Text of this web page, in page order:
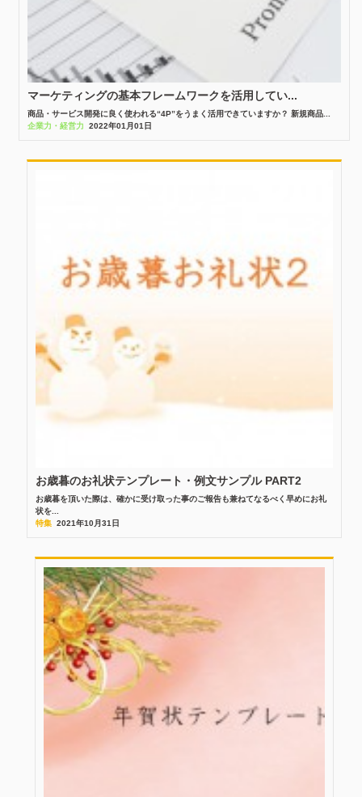
マーケティングの基本フレームワークを活用してい...
商品・サービス開発に良く使われる“4P”をうまく活用できていますか？ 新規商品...
企業力・経営力
2022年01月01日
お歳暮のお礼状テンプレート・例文サンプル PART2
お歳暮を頂いた際は、確かに受け取った事のご報告も兼ねてなるべく早めにお礼
状を...
特集 2021年10月31日